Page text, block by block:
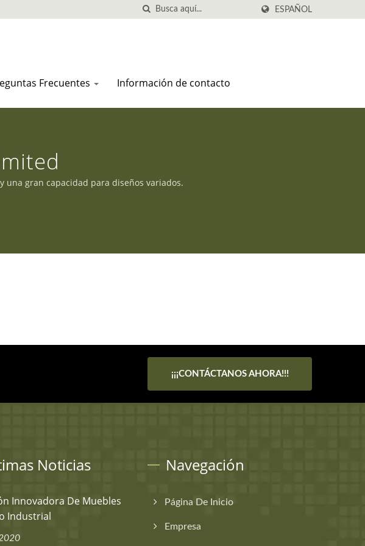
ESPAÑOL
Frecuentes Información de contacto
gran capacidad para diseños variados.
¡¡¡CONTÁCTANOS AHORA!!!
Noticias
Innovadora De Muebles
Industrial
Navegación
Página De Inicio
Empresa